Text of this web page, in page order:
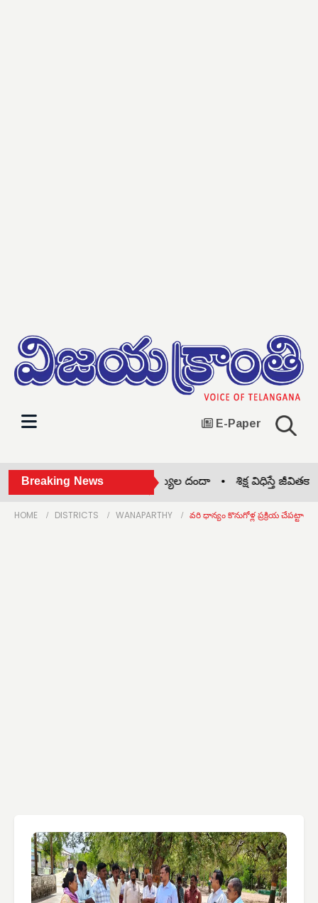
E-Paper
Breaking News
గెలుపే లక్ష్యం •నకిలీ వైద్యుల దందా • శిక్ష విధిస్తే
HOME DISTRICTS WANAPARTHY వరి ధాన్యం కొనుగోళ్ల ప్రక్రియ చేపట్టాలి